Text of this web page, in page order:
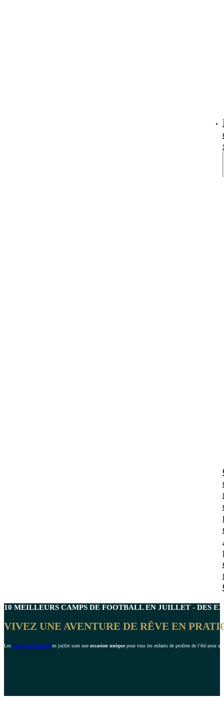
10 MEILLEURS CAMPS DE FOOTBALL EN JUILLET - DES
VIVEZ UNE AVENTURE DE RÊVE EN
Les camps de football en juillet sont une occasion uniquepour tous les enfants de profiter de l’été pour